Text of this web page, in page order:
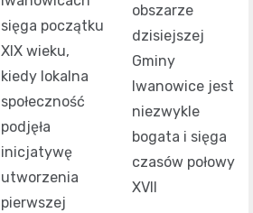
sięga początku
XIX wieku,
kiedy lokalna
społeczność
podjęła
inicjatywę
utworzenia
pierwszej
obszarze
dzisiejszej
Gminy
Iwanowice jest
niezwykle
bogata i sięga
czasów połowy
XVII